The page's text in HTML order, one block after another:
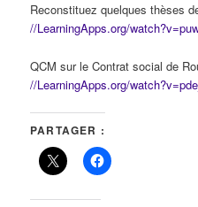
Reconstituez quelques thèses
//LearningApps.org/
QCM sur le Contrat social de
//LearningApps.org/
PARTAGER :